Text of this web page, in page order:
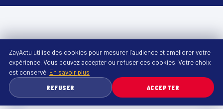
ZayActu utilise des cookies pour mesurer l’audience et améliorer votre
expérience. Vous pouvez accepter ou refuser ces cookies. Votre choix
est conservé. En savoir plus
REFUSER
ACCEPTER